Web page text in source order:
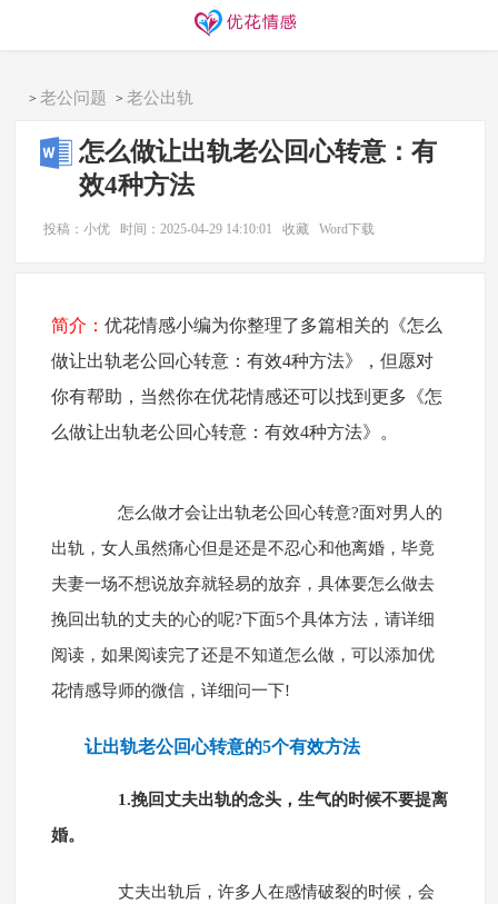
找搭子
>老公问题 >老公出轨
怎么做让出轨老公回心转意：有
效4种方法
投稿：小优 时间：2025-04-29 14:10:01 收藏 Word下载
简介： 优花情感小编为你整理了多篇相关的《怎么
做让出轨老公回心转意：有效4种方法》，但愿对
你有帮助，当然你在优花情感还可以找到更多《怎
么做让出轨老公回心转意：有效4种方法》。
怎么做才会让出轨老公回心转意?面对男人的
出轨，女人虽然痛心但是还是不忍心和他离婚，毕竟
夫妻一场不想说放弃就轻易的放弃，具体要怎么做去
挽回出轨的丈夫的心的呢?下面5个具体方法，请详细
阅读，如果阅读完了还是不知道怎么做，可以添加优
花情感导师的微信，详细问一下!
让出轨老公回心转意的5个有效方法
1.挽回丈夫出轨的念头，生气的时候不要提离
婚。
丈夫出轨后，许多人在感情破裂的时候，会